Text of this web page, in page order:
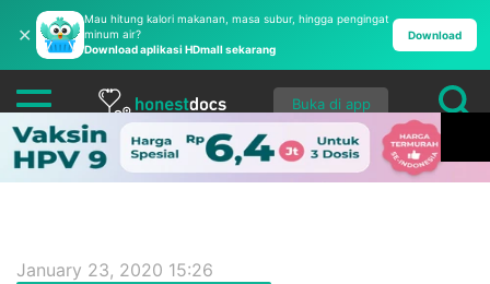
✕
Mau hitung kalori makanan, masa subur, hingga pengingat
minum air?
Download aplikasi HDmall sekarang
Download
Buka di app
January 23, 2020 15:26